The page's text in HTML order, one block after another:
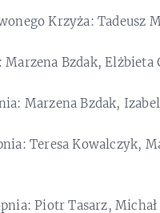
Krzyża: Tadeusz
Bzdak, Elżbieta
Marzena Bzdak,
Teresa Kowalczyk,
Piotr Tasarz,